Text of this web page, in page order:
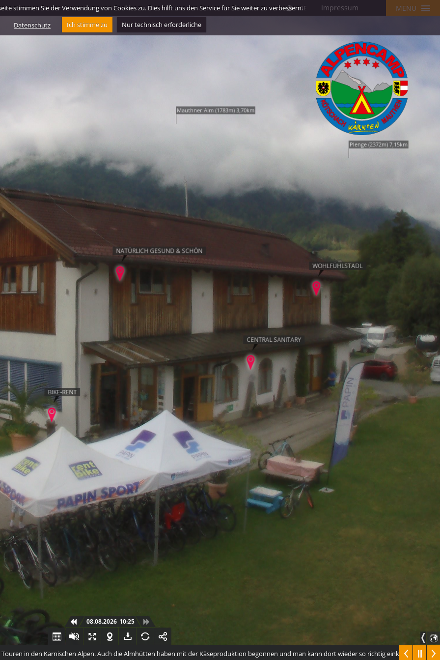
stimmen Sie der Verwendung von Cookies zu. Dies hilft uns den Service für Sie weiter zu verbessern.
Datenschutz
Ich stimme zu Nur technisch erforderliche
Plenge (2372m) 7,15km
Mauthner Alm (1783m) 3,70km
CENTRAL SANITARY
WOHLFÜHLSTADL
NATÜRLICH GESUND & SCHÖN
BIKE-RENT
MENU
DE Impressum
08.08.2026 10:25
in den Karnischen Alpen. Auch die Almhütten haben mit der Käseproduktion begonnen und man kann dort wieder so richtig einkehren.